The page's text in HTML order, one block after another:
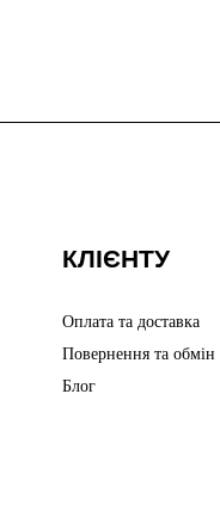
КЛІЄНТУ
Оплата та доставка
Повернення та обмін
Блог